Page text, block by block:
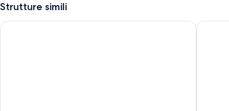
Strutture simili
Les Vrais Rayons LA